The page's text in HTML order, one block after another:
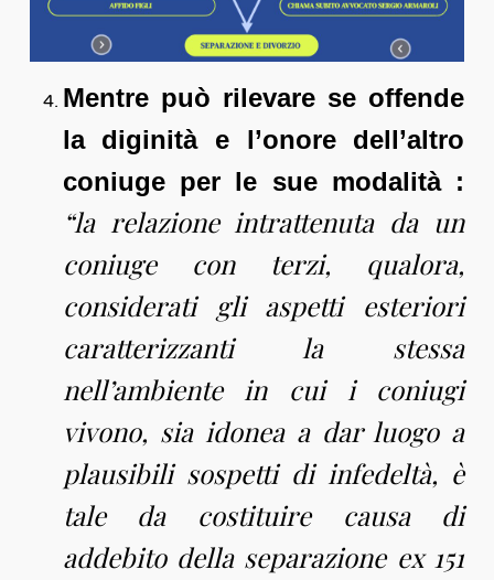
Mentre può rilevare se offende
la diginità e l’onore dell’altro
coniuge per le sue modalità :
“la relazione intrattenuta da un
coniuge con terzi, qualora,
considerati gli aspetti esteriori
caratterizzanti la stessa
nell’ambiente in cui i coniugi
vivono, sia idonea a dar luogo a
plausibili sospetti di infedeltà, è
tale da costituire causa di
addebito della separazione ex 151